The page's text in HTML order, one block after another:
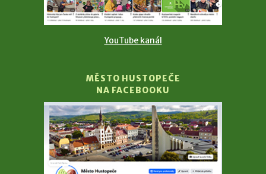
YouTube kanál
MĚSTO HUSTOPEČE
NA FACEBOOKU